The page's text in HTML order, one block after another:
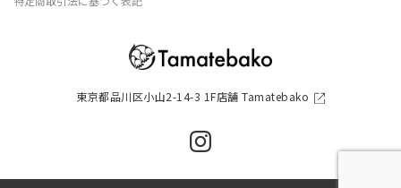
東京都品川区小山2-14-3 1F店舗 Tamatebako